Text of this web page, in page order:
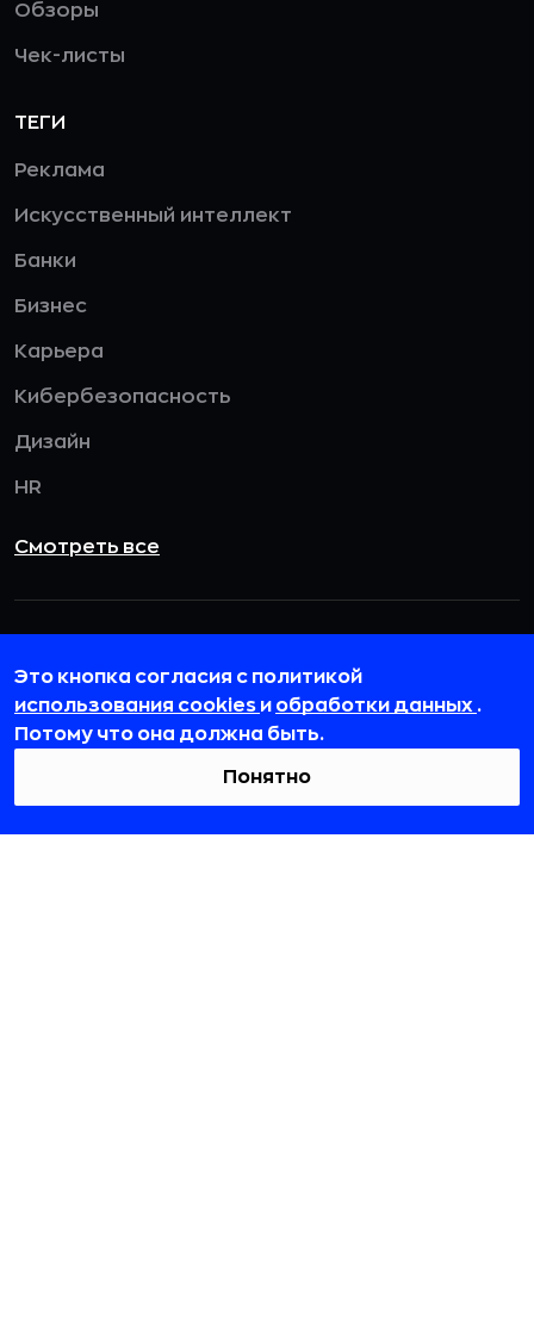
Обзоры
Чек-листы
ТЕГИ
Реклама
Искусственный интеллект
Банки
Бизнес
Карьера
Кибербезопасность
Дизайн
HR
Смотреть все
округ Даниловский, пр-кт Андропова, д. 18, к. 3
team@rb.ru
Это кнопка согласия с политикой
использования cookies и обработки данных .
Потому что она должна быть.
Понятно